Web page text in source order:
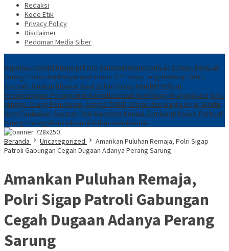
Redaksi
Kode Etik
Privacy Policy
Disclaimer
Pedoman Media Siber
Kapolres Kendal Kunjungi Panti Asuhan Muhammadiyah Sutejo, Perkuat
Sinergi Polisi dan Masyarakat Honor TPP Jawa Tengah Kerap Telat,
Kontrak Janjikan Dibayar Awal Bulan Polres Kendal Perkuat
Kesiapsiagaan Penanganan Karhutla Lewat Apel Siaga Bhayangkara Satu
Minggu Jelang Penutupan, Satgas TMMD Ormas dan Warga Kejar Waktu
Demi Tuntaskan Sasaran Fisik Kapolres Kendal Sambangi Kejari, Perkuat
Sinergi Penegakan Hukum di Kabupaten Kendal
Beranda
Uncategorized
Amankan Puluhan Remaja, Polri Sigap
Patroli Gabungan Cegah Dugaan Adanya Perang Sarung
Amankan Puluhan Remaja,
Polri Sigap Patroli Gabungan
Cegah Dugaan Adanya Perang
Sarung